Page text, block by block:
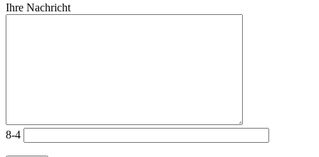
Ihre Nachricht
8-4